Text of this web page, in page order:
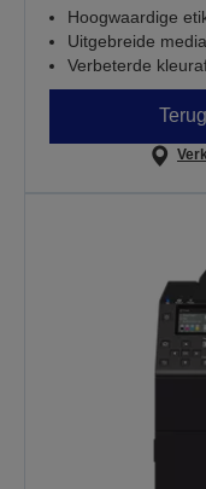
Hoogwaardige
Uitgebreide
Verbeterde